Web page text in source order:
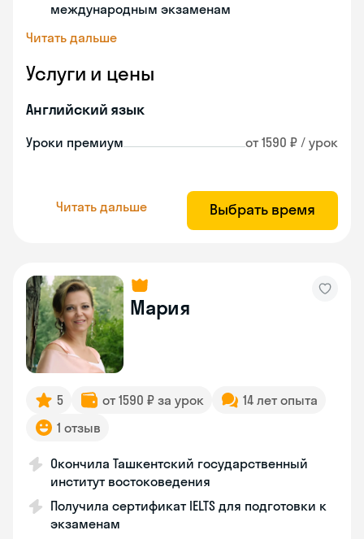
международным экзаменам
Читать дальше
Услуги и цены
Английский язык
Уроки премиум от 1590 ₽ / урок
Читать дальше Выбрать время
Мария
5 от 1590 ₽ за урок
14 лет опыта
1 отзыв
Окончила Ташкентский государственный
институт востоковедения
Получила сертификат IELTS для подготовки к
экзаменам